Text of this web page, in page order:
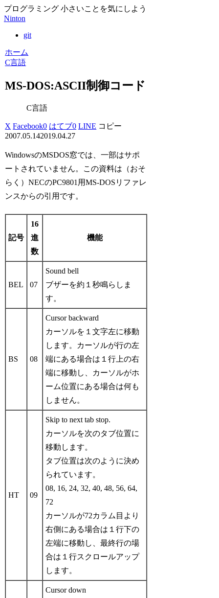
プログラミング 小さいことを気にしよう
Ninton
git
ホーム
C言語
MS-DOS:ASCII制御コード
C言語
X Facebook0 はてブ0 LINE コピー
2007.05.142019.04.27
WindowsのMSDOS窓では、一部はサポ
ートされていません。この資料は（おそ
らく）NECのPC9801用MS-DOSリファレ
ンスからの引用です。
記号
16
進
数
機能
BEL 07
Sound bell
ブザーを約１秒鳴らしま
す。
BS 08
Cursor backward
カーソルを１文字左に移動
します。カーソルが行の左
端にある場合は１行上の右
端に移動し、カーソルがホ
ーム位置にある場合は何も
しません。
HT 09
Skip to next tab stop.
カーソルを次のタブ位置に
移動します。
タブ位置は次のように決め
られています。
08, 16, 24, 32, 40, 48, 56, 64,
72
カーソルが72カラム目より
右側にある場合は１行下の
左端に移動し、最終行の場
合は１行スクロールアップ
します。
Cursor down